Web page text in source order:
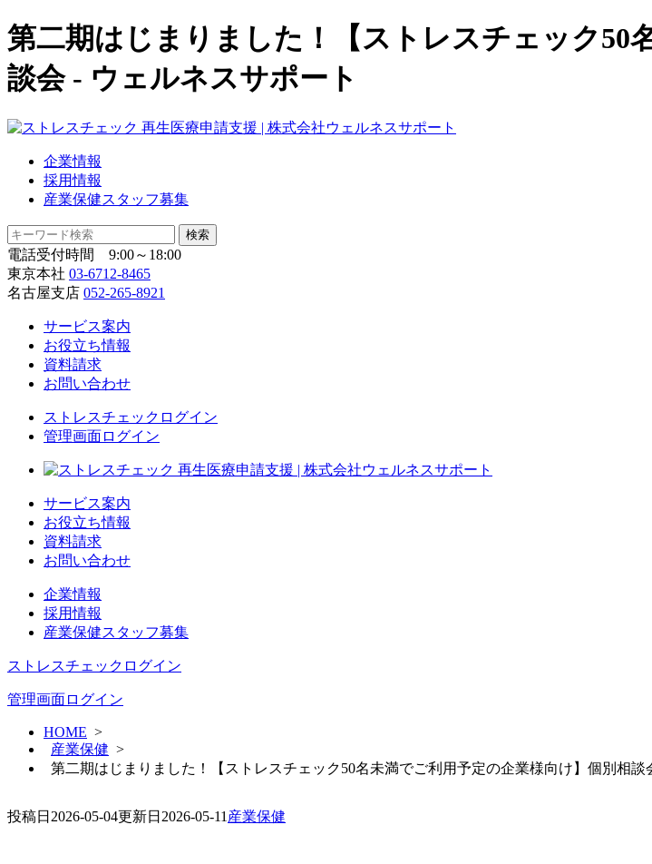
第二期はじまりました！【ストレスチェック50
談会 - ウェルネスサポート
企業情報
採用情報
産業保健スタッフ募集
電話受付時間 9:00～18:00
東京本社 03-6712-8465
名古屋支店 052-265-8921
サービス案内
お役立ち情報
資料請求
お問い合わせ
ストレスチェックログイン
管理画面ログイン
サービス案内
お役立ち情報
資料請求
お問い合わせ
企業情報
採用情報
産業保健スタッフ募集
ストレスチェックログイン
管理画面ログイン
HOME >
産業保健 >
第二期はじまりました！【ストレスチェック50名未満でご利用予定の企業様向け】個別相談
投稿日 2026-05-04更新日 2026-05-11 産業保健